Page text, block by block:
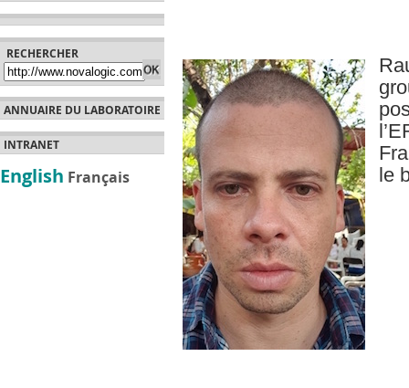
RECHERCHER
ANNUAIRE DU LABORATOIRE
INTRANET
English Français
le